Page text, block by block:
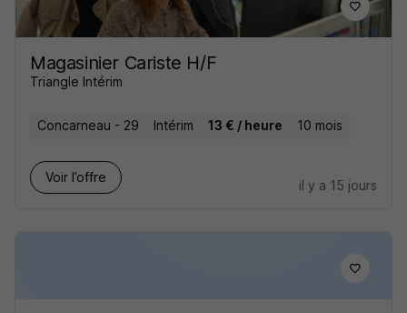
Magasinier Cariste H/F
Triangle Intérim
Concarneau - 29 Intérim 13 € / heure 10 mois
Voir l’offre
il y a 15 jours